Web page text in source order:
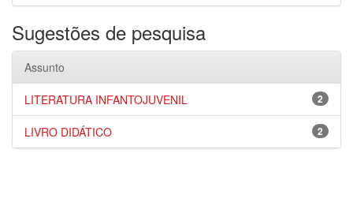
Sugestões de pesquisa
Assunto
2
LITERATURA INFANTOJUVENIL
2
LIVRO DIDÁTICO